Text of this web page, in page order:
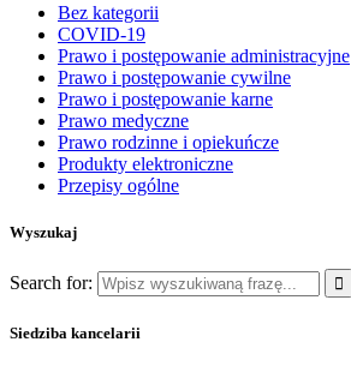
Bez kategorii
COVID-19
Prawo i postępowanie administracyjne
Prawo i postępowanie cywilne
Prawo i postępowanie karne
Prawo medyczne
Prawo rodzinne i opiekuńcze
Produkty elektroniczne
Przepisy ogólne
Wyszukaj
Search for:
Siedziba kancelarii